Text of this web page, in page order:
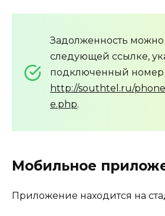
Задолженность
следующей ссылке,
подключенный номер
http://southtel.ru/
e.php.
Мобильное
Приложение находится на